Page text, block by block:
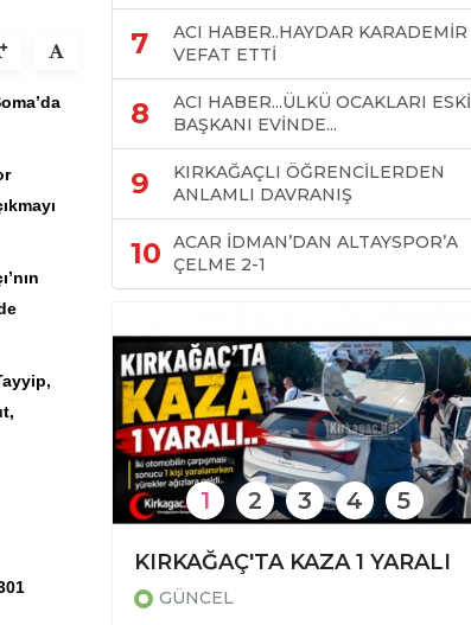
’da
7
ACI HABER..HAYDAR KARADEMİR
VEFAT ETTİ
8
ACI HABER...ÜLKÜ OCAKLARI ESKİ
BAŞKANI EVİNDE...
9
KIRKAĞAÇLI ÖĞRENCİLERDEN
ANLAMLI DAVRANIŞ
10
ACAR İDMAN’DAN ALTAYSPOR’A
ÇELME 2-1
KIRKAĞAÇ'TA KAZA 1 YARALI
GÜNCEL
1 2 3 4 5